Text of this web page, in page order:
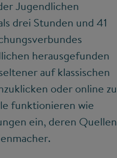
Jugendlichen
drei Stunden und 41
herausgefunden
auf klassischen
oder online zu
funktionieren wie
ein, deren Quellen